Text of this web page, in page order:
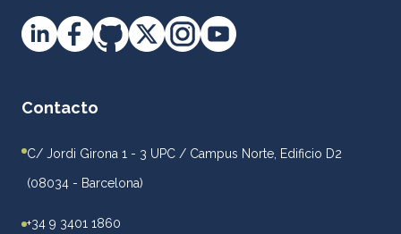
Contacto
C/ Jordi Girona 1 - 3 UPC / Campus Norte, Edificio D2
(08034 - Barcelona)
+34 9 3401 1860